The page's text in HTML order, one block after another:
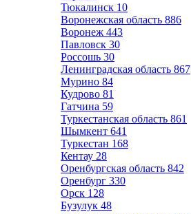
Тюкалинск 10
Воронежская область 886
Воронеж 443
Павловск 30
Россошь 30
Ленинградская область 867
Мурино 84
Кудрово 81
Гатчина 59
Туркестанская область 861
Шымкент 641
Туркестан 168
Кентау 28
Оренбургская область 842
Оренбург 330
Орск 128
Бузулук 48